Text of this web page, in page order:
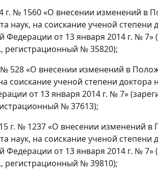
г. № 1560 «О внесении изменений в
наук, на соискание ученой
Федерации от 13 января 2014 г. №
регистрационный № 35820);
№ 528 «О внесении изменений в
соискание ученой степени
от 13 января 2014 г. № 7»
№ 37613);
г. № 1237 «О внесении изменений
наук, на соискание ученой
Федерации от 13 января 2014 г. №
регистрационный № 39810);